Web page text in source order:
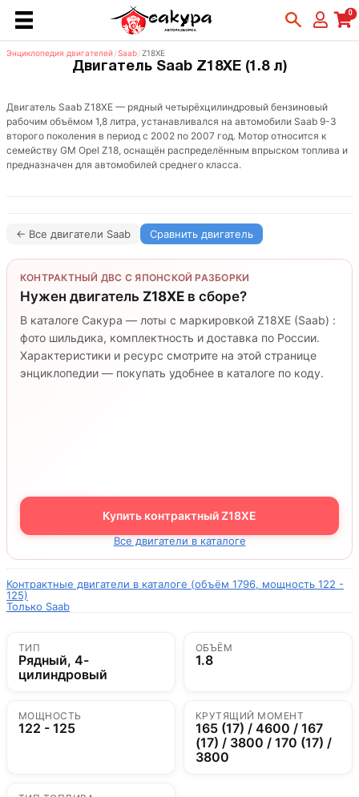
0
Энциклопедия двигателей/Saab/Z18XE
Двигатель Saab Z18XE (1.8 л)
Двигатель Saab Z18XE — рядный четырёхцилиндровый бензиновый
рабочим объёмом 1,8 литра, устанавливался на автомобили Saab 9-3
второго поколения в период с 2002 по 2007 год. Мотор относится к
семейству GM Opel Z18, оснащён распределённым впрыском топлива и
предназначен для автомобилей среднего класса.
← Все двигатели Saab Сравнить двигатель
КОНТРАКТНЫЙ ДВС С ЯПОНСКОЙ РАЗБОРКИ
Нужен двигатель Z18XE в сборе?
В каталоге Сакура — лоты с маркировкой Z18XE (Saab) :
фото шильдика, комплектность и доставка по России.
Характеристики и ресурс смотрите на этой странице
энциклопедии — покупать удобнее в каталоге по коду.
Купить контрактный Z18XE
Все двигатели в каталоге
Контрактные двигатели в каталоге (объём 1796, мощность 122 -
125)
Только Saab
ТИП
Рядный, 4-
цилиндровый
ОБЪЁМ
1.8
МОЩНОСТЬ
122 - 125
КРУТЯЩИЙ МОМЕНТ
165 (17) / 4600 / 167
(17) / 3800 / 170 (17) /
3800